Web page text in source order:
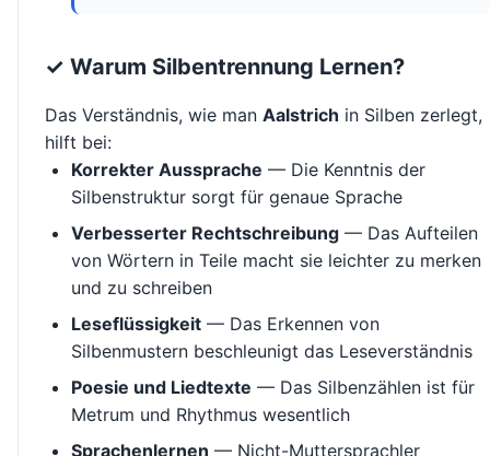
✓ Warum Silbentrennung Lernen?
Das Verständnis, wie man Aalstrich in Silben zerlegt,
hilft bei:
Korrekter Aussprache — Die Kenntnis der
Silbenstruktur sorgt für genaue Sprache
Verbesserter Rechtschreibung — Das Aufteilen
von Wörtern in Teile macht sie leichter zu merken
und zu schreiben
Leseflüssigkeit — Das Erkennen von
Silbenmustern beschleunigt das Leseverständnis
Poesie und Liedtexte — Das Silbenzählen ist für
Metrum und Rhythmus wesentlich
Sprachenlernen — Nicht-Muttersprachler